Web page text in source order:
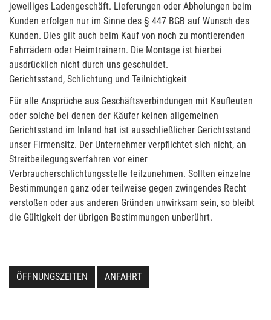
jeweiliges Ladengeschäft. Lieferungen oder Abholungen beim
Kunden erfolgen nur im Sinne des § 447 BGB auf Wunsch des
Kunden. Dies gilt auch beim Kauf von noch zu montierenden
Fahrrädern oder Heimtrainern. Die Montage ist hierbei
ausdrücklich nicht durch uns geschuldet.
Gerichtsstand, Schlichtung und Teilnichtigkeit
Für alle Ansprüche aus Geschäftsverbindungen mit Kaufleuten
oder solche bei denen der Käufer keinen allgemeinen
Gerichtsstand im Inland hat ist ausschließlicher Gerichtsstand
unser Firmensitz. Der Unternehmer verpflichtet sich nicht, an
Streitbeilegungsverfahren vor einer
Verbraucherschlichtungsstelle teilzunehmen. Sollten einzelne
Bestimmungen ganz oder teilweise gegen zwingendes Recht
verstoßen oder aus anderen Gründen unwirksam sein, so bleibt
die Gültigkeit der übrigen Bestimmungen unberührt.
ÖFFNUNGSZEITEN ANFAHRT